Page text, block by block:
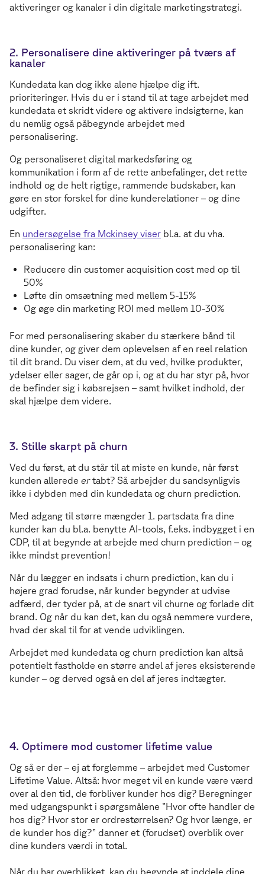
aktiveringer og kanaler i din digitale marketingstrategi.
2. Personalisere dine aktiveringer på tværs af
kanaler
Kundedata kan dog ikke alene hjælpe dig ift.
prioriteringer. Hvis du er i stand til at tage arbejdet med
kundedata et skridt videre og aktivere indsigterne, kan
du nemlig også påbegynde arbejdet med
personalisering.
Og personaliseret digital markedsføring og
kommunikation i form af de rette anbefalinger, det rette
indhold og de helt rigtige, rammende budskaber, kan
gøre en stor forskel for dine kunderelationer – og dine
udgifter.
En undersøgelse fra Mckinsey viser bl.a. at du vha.
personalisering kan:
Reducere din customer acquisition cost med op til
50%
Løfte din omsætning med mellem 5-15%
Og øge din marketing ROI med mellem 10-30%
For med personalisering skaber du stærkere bånd til
dine kunder, og giver dem oplevelsen af en reel relation
til dit brand. Du viser dem, at du ved, hvilke produkter,
ydelser eller sager, de går op i, og at du har styr på, hvor
de befinder sig i købsrejsen – samt hvilket indhold, der
skal hjælpe dem videre.
3. Stille skarpt på churn
Ved du først, at du står til at miste en kunde, når først
kunden allerede ertabt? Så arbejder du sandsynligvis
ikke i dybden med din kundedata og churn prediction.
Med adgang til større mængder 1. partsdata fra dine
kunder kan du bl.a. benytte AI-tools, f.eks. indbygget i en
CDP, til at begynde at arbejde med churn prediction – og
ikke mindst prevention!
Når du lægger en indsats i churn prediction, kan du i
højere grad forudse, når kunder begynder at udvise
adfærd, der tyder på, at de snart vil churne og forlade dit
brand. Og når du kan det, kan du også nemmere vurdere,
hvad der skal til for at vende udviklingen.
Arbejdet med kundedata og churn prediction kan altså
potentielt fastholde en større andel af jeres eksisterende
kunder – og derved også en del af jeres indtægter.
4. Optimere mod customer lifetime value
Og så er der – ej at forglemme – arbejdet med Customer
Lifetime Value. Altså: hvor meget vil en kunde være værd
over al den tid, de forbliver kunder hos dig? Beregninger
med udgangspunkt i spørgsmålene ”Hvor ofte handler de
hos dig? Hvor stor er ordrestørrelsen? Og hvor længe, er
de kunder hos dig?” danner et (forudset) overblik over
dine kunders værdi in total.
Når du har overblikket, kan du begynde at inddele dine